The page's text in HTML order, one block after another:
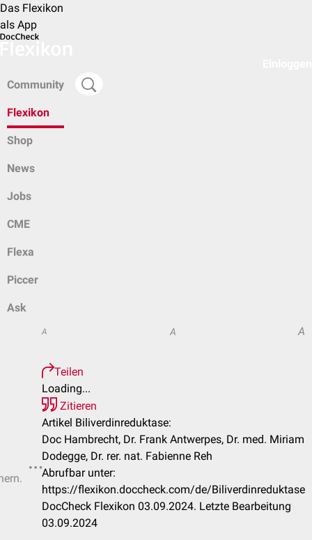
Das Flexikon
als App
Community
Flexikon
Shop
News
Jobs
CME
Flexa
Piccer
Ask
A A A
Teilen
Loading...
Zitieren
Artikel Biliverdinreduktase:
Doc Hambrecht, Dr. Frank Antwerpes, Dr. med. Miriam
Dodegge, Dr. rer. nat. Fabienne Reh
Abrufbar unter:
https://flexikon.doccheck.com/de/Biliverdinreduktase
DocCheck Flexikon 03.09.2024. Letzte Bearbeitung
03.09.2024